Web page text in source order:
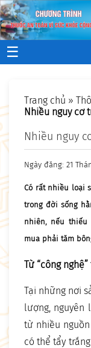
☰
Trang chủ »
Nhiều nguy cơ
Nhiều nguy
Ngày đăng: 21
Có rất nhiều loại
trong đời sống
nhiên, nếu thiếu
mua phải tăm
Từ “công
Tại những nơi
lượng,
từ nhiều
có thể tẩy